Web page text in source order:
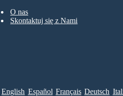
O nas
Skontaktuj się z Nami
English Español Français Deutsch